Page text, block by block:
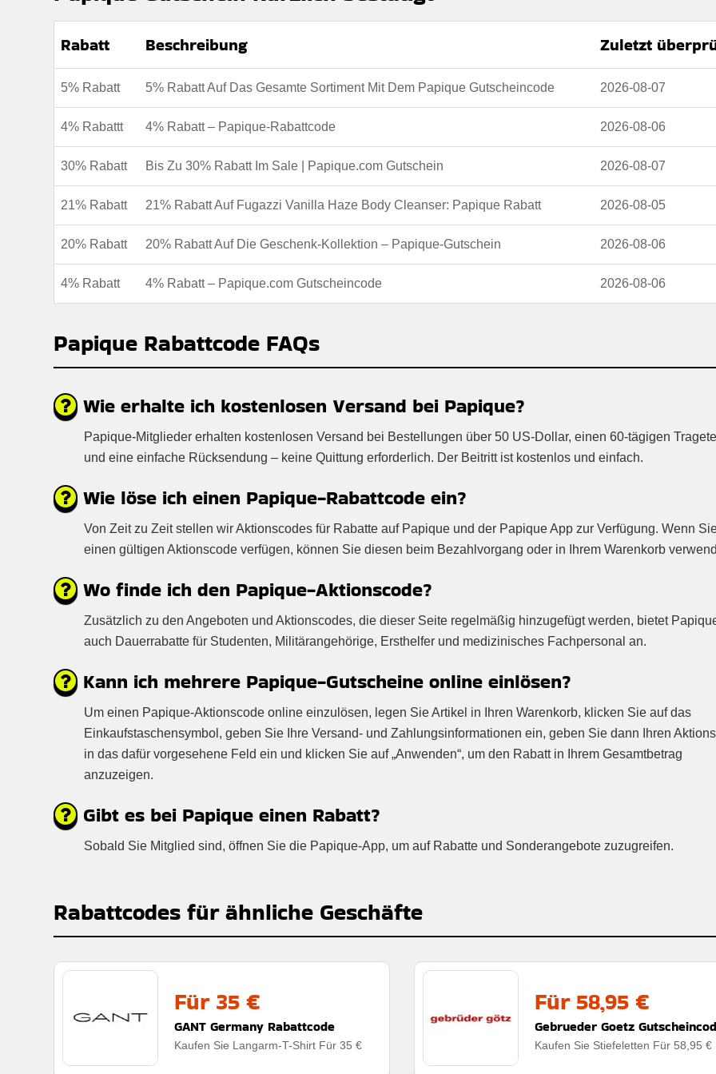
den bereichen mode, accessoires, beauty und artikel des täglichen bedarfs.
Berechtigung:Für alle kunden
Zeitlich begrenztes angebot
Kumulierbar:Nicht mit anderen angeboten kombinierbar
Berechtigung:Für alle Kunden
Bedingungen:Weitere Informationen finden Sie in den Nutzungsbedingungen auf der Website des Händlers.
Rabatt Beschreibung Zuletzt
5% Rabatt 5% Rabatt Auf Das Gesamte Sortiment Mit Dem Papique Gutscheincode 2026-08-07
4% Rabattt 4% Rabatt – Papique-Rabattcode 2026-08-06
30% Rabatt Bis Zu 30% Rabatt Im Sale | Papique.com Gutschein 2026-08-07
21% Rabatt 21% Rabatt Auf Fugazzi Vanilla Haze Body Cleanser: Papique Rabatt 2026-08-05
20% Rabatt 20% Rabatt Auf Die Geschenk-Kollektion – Papique-Gutschein 2026-08-06
4% Rabatt 4% Rabatt – Papique.com Gutscheincode 2026-08-06
Papique Rabattcode FAQs
Wie erhalte ich kostenlosen Versand bei Papique?
Papique-Mitglieder erhalten kostenlosen Versand bei Bestellungen über 50 US-Dollar, einen 60-tägigen
und eine einfache Rücksendung – keine Quittung erforderlich. Der Beitritt ist kostenlos und einfach.
Wie löse ich einen Papique-Rabattcode ein?
Von Zeit zu Zeit stellen wir Aktionscodes für Rabatte auf Papique und der Papique App zur Verfügung. Wenn
einen gültigen Aktionscode verfügen, können Sie diesen beim Bezahlvorgang oder in Ihrem Warenkorb
Wo finde ich den Papique-Aktionscode?
Zusätzlich zu den Angeboten und Aktionscodes, die dieser Seite regelmäßig hinzugefügt werden, bietet
auch Dauerrabatte für Studenten, Militärangehörige, Ersthelfer und medizinisches Fachpersonal an.
Kann ich mehrere Papique-Gutscheine online einlösen?
Um einen Papique-Aktionscode online einzulösen, legen Sie Artikel in Ihren Warenkorb, klicken Sie auf das
Einkaufstaschensymbol, geben Sie Ihre Versand- und Zahlungsinformationen ein, geben Sie dann Ihren
in das dafür vorgesehene Feld ein und klicken Sie auf „Anwenden“, um den Rabatt in Ihrem Gesamtbetrag
anzuzeigen.
Gibt es bei Papique einen Rabatt?
Sobald Sie Mitglied sind, öffnen Sie die Papique-App, um auf Rabatte und Sonderangebote zuzugreifen.
Rabattcodes für ähnliche Geschäfte
Für 35 €
GANT Germany Rabattcode
Kaufen Sie Langarm-T-Shirt Für 35 €
Für 58,95 €
Gebrueder Goetz
Kaufen Sie Stiefeletten Für 58,95 €